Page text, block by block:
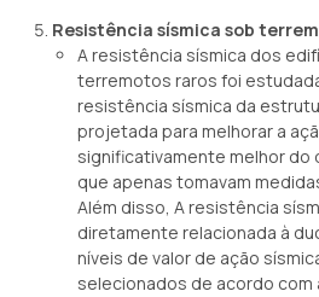
Resistência sísmica sob
A resistência sísmica dos
terremotos raros foi
resistência sísmica da
projetada para melhorar a
significativamente melhor do
que apenas tomavam
Além disso, A resistência
diretamente relacionada à
níveis de valor de ação
selecionados de acordo